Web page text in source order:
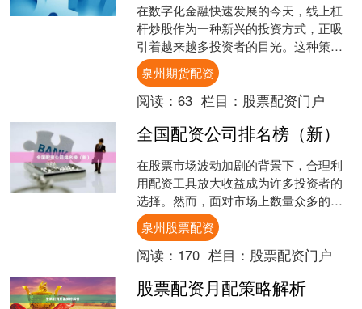
在数字化金融快速发展的今天，线上杠
杆炒股作为一种新兴的投资方式，正吸
引着越来越多投资者的目光。这种策略
允许投资者以较小的自有资金撬动更大
的交易规模，理论上能够放....
泉州期货配资
阅读： 63 栏目： 股票配资门户
全国配资公司排名榜（新）
在股票市场波动加剧的背景下，合理利
用配资工具放大收益成为许多投资者的
选择。然而，面对市场上数量众多的配
资公司，如何筛选出安全、合规、服务
优质的平台成为关键。本文....
泉州股票配资
阅读： 170 栏目： 股票配资门户
股票配资月配策略解析